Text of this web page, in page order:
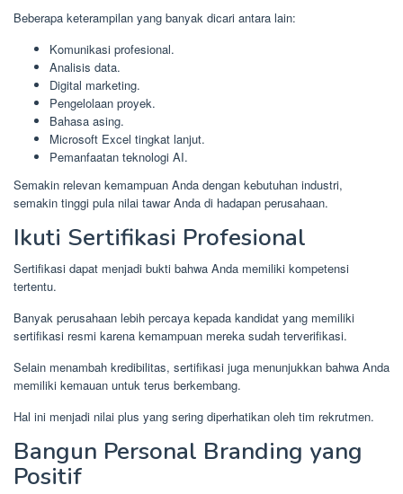
Beberapa keterampilan yang banyak dicari antara lain:
Komunikasi profesional.
Analisis data.
Digital marketing.
Pengelolaan proyek.
Bahasa asing.
Microsoft Excel tingkat lanjut.
Pemanfaatan teknologi AI.
Semakin relevan kemampuan Anda dengan kebutuhan industri,
semakin tinggi pula nilai tawar Anda di hadapan perusahaan.
Ikuti Sertifikasi Profesional
Sertifikasi dapat menjadi bukti bahwa Anda memiliki kompetensi
tertentu.
Banyak perusahaan lebih percaya kepada kandidat yang memiliki
sertifikasi resmi karena kemampuan mereka sudah terverifikasi.
Selain menambah kredibilitas, sertifikasi juga menunjukkan bahwa Anda
memiliki kemauan untuk terus berkembang.
Hal ini menjadi nilai plus yang sering diperhatikan oleh tim rekrutmen.
Bangun Personal Branding yang
Positif